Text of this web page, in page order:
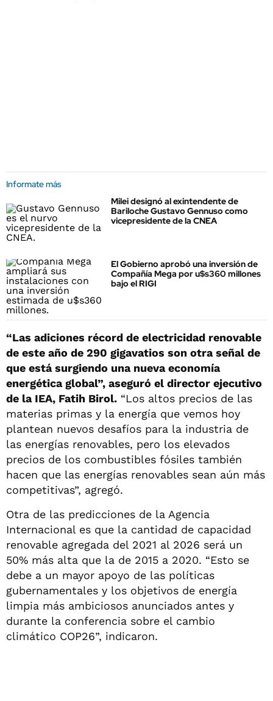
Informate más
Milei designó al exintendente de
Bariloche Gustavo Gennuso como
vicepresidente de la CNEA
El Gobierno aprobó una inversión de
Compañía Mega por u$s360 millones
bajo el RIGI
“Las adiciones récord de electricidad renovable
de este año de 290 gigavatios son otra señal de
que está surgiendo una nueva economía
energética global”, aseguró el director ejecutivo
de la IEA, Fatih Birol. “Los altos precios de las
materias primas y la energía que vemos hoy
plantean nuevos desafíos para la industria de
las energías renovables, pero los elevados
precios de los combustibles fósiles también
hacen que las energías renovables sean aún más
competitivas”, agregó.
Otra de las predicciones de la Agencia
Internacional es que la cantidad de capacidad
renovable agregada del 2021 al 2026 será un
50% más alta que la de 2015 a 2020. “Esto se
debe a un mayor apoyo de las políticas
gubernamentales y los objetivos de energía
limpia más ambiciosos anunciados antes y
durante la conferencia sobre el cambio
climático COP26”, indicaron.